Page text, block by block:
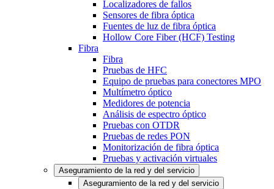
Localizadores de fallos
Sensores de fibra óptica
Fuentes de luz de fibra óptica
Hollow Core Fiber (HCF) Testing
Fibra
Fibra
Pruebas de HFC
Equipo de pruebas para conectores MPO
Multímetro óptico
Medidores de potencia
Análisis de espectro óptico
Pruebas con OTDR
Pruebas de redes PON
Monitorización de fibra óptica
Pruebas y activación virtuales
Aseguramiento de la red y del servicio
Aseguramiento de la red y del servicio